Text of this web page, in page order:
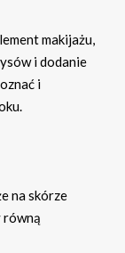
makijażu,
i dodanie
i
na skórze
równą